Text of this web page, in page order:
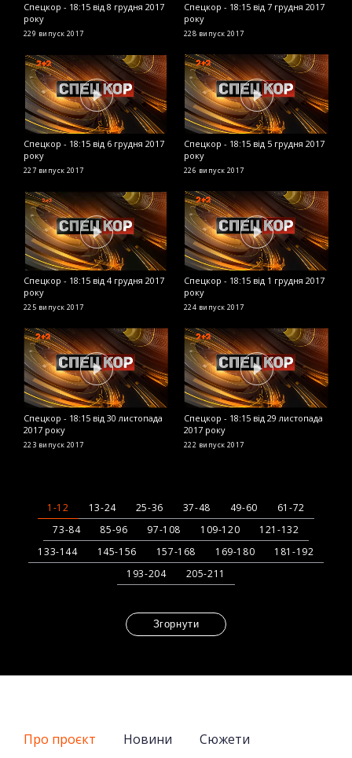
Спецкор - 18:15 від 8 грудня 2017
року
229 випуск 2017
Спецкор - 18:15 від 7 грудня 2017
року
228 випуск 2017
Спецкор - 18:15 від 6 грудня 2017
року
227 випуск 2017
Спецкор - 18:15 від 5 грудня 2017
року
226 випуск 2017
Спецкор - 18:15 від 4 грудня 2017
року
225 випуск 2017
Спецкор - 18:15 від 1 грудня 2017
року
224 випуск 2017
Спецкор - 18:15 від 30 листопада
2017 року
223 випуск 2017
Спецкор - 18:15 від 29 листопада
2017 року
222 випуск 2017
1-12 13-24 25-36 37-48 49-60
61-72
73-84
85-96 97-108 109-120
121-132
133-144
145-156 157-168 169-180
181-192
193-204
205-211
Згорнути
Про проєкт Новини
Сюжети